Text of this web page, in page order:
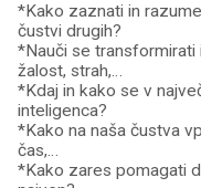
*Kako zaznati in
čustvi drugih?
*Nauči se transformirati
žalost, strah,…
*Kdaj in kako se v
inteligenca?
*Kako na naša čustva
čas,…
*Kako zares pomagati